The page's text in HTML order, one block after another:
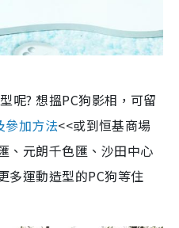
呢? 想搵PC狗影相，可留
參加方法<<或到恒基商場
、元朗千色匯、沙田中心
多運動造型的PC狗等住